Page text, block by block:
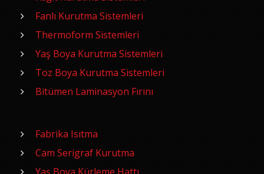
Fanlı Kurutma Sistemleri
Thermoform Sistemleri
Yaş Boya Kurutma Sistemleri
Toz Boya Kurutma Sistemleri
Bitümen Laminasyon Fırını
Fabrika Isıtma
Cam Serigraf Kurutma